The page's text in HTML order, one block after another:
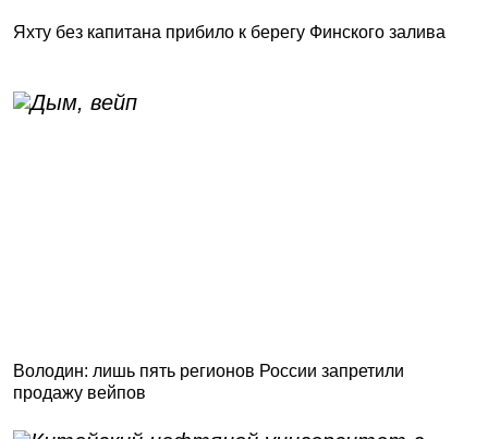
Яхту без капитана прибило к берегу Финского залива
Володин: лишь пять регионов России запретили
продажу вейпов